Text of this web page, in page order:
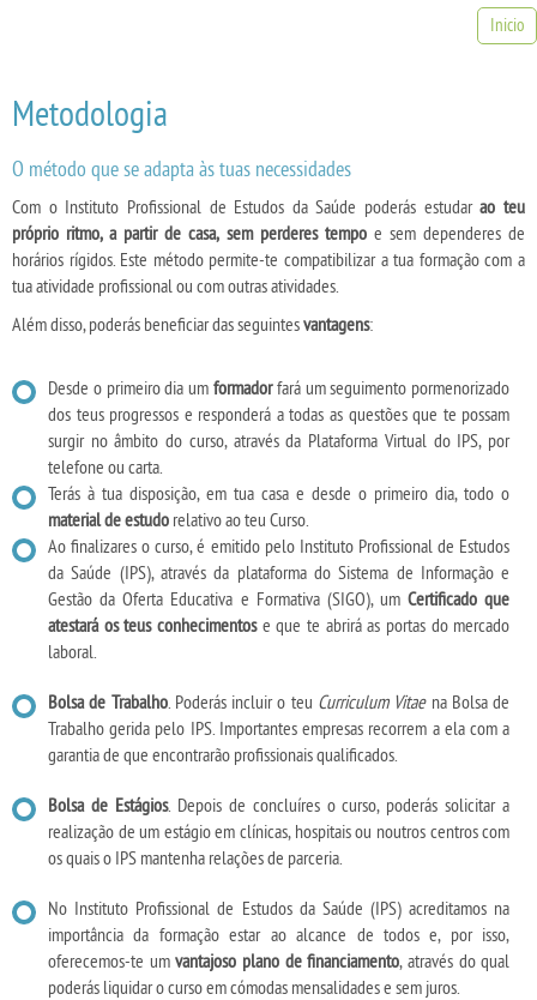
Inicio
Metodologia
O método que se adapta às tuas necessidades
Com o Instituto Profissional de Estudos da Saúde poderás estudarao teu
próprio ritmo, a partir de casa, sem perderes tempoe sem dependeres de
horários rígidos. Este método permite-te compatibilizar a tua formação com a
tua atividade profissional ou com outras atividades.
Além disso, poderás beneficiar das seguintesvantagens:
Desde o primeiro dia um formadorfará um seguimento pormenorizado
dos teus progressos e responderá a todas as questões que te possam
surgir no âmbito do curso, através da Plataforma Virtual do IPS, por
telefone ou carta.
Terás à tua disposição, em tua casa e desde o primeiro dia, todo o
material de estudo relativo ao teu Curso.
Ao finalizares o curso, é emitido pelo Instituto Profissional de Estudos
da Saúde (IPS), através da plataforma do Sistema de Informação e
Gestão da Oferta Educativa e Formativa (SIGO), umCertificado que
atestará os teus conhecimentose que te abrirá as portas do mercado
laboral.
Bolsa de Trabalho. Poderás incluir o teu Curriculum Vitaena Bolsa de
Trabalho gerida pelo IPS. Importantes empresas recorrem a ela com a
garantia de que encontrarão profissionais qualificados.
Bolsa de Estágios. Depois de concluíres o curso, poderás solicitar a
realização de um estágio em clínicas, hospitais ou noutros centros com
os quais o IPS mantenha relações de parceria.
No Instituto Profissional de Estudos da Saúde (IPS) acreditamos na
importância da formação estar ao alcance de todos e, por isso,
oferecemos-te umvantajoso plano de financiamento, através do qual
poderás liquidar o curso em cómodas mensalidades e sem juros.